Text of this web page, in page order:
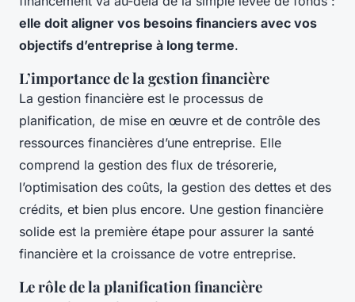
elle doit aligner vos besoins financiers avec vos
objectifs d’entreprise à long terme.
L’importance de la gestion financière
La gestion financière est le processus de
planification, de mise en œuvre et de contrôle des
ressources financières d’une entreprise. Elle
comprend la gestion des flux de trésorerie,
l’optimisation des coûts, la gestion des dettes et des
crédits, et bien plus encore. Une gestion financière
solide est la première étape pour assurer la santé
financière et la croissance de votre entreprise.
Le rôle de la planification financière